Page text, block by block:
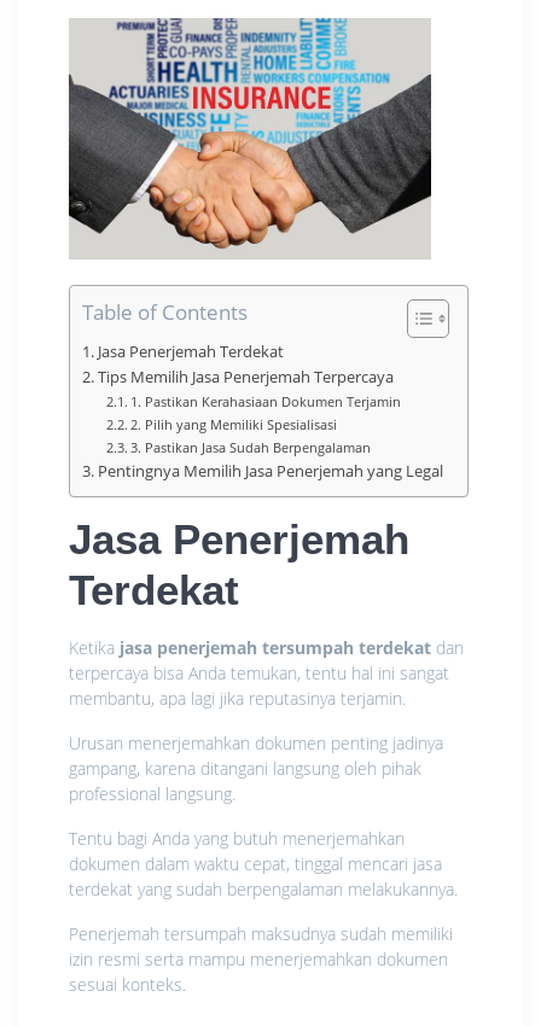
Table of Contents
Jasa Penerjemah Terdekat
Tips Memilih Jasa Penerjemah Terpercaya
1. Pastikan Kerahasiaan Dokumen Terjamin
2. Pilih yang Memiliki Spesialisasi
3. Pastikan Jasa Sudah Berpengalaman
Pentingnya Memilih Jasa Penerjemah yang Legal
Jasa Penerjemah
Terdekat
Ketika jasa penerjemah tersumpah terdekat dan
terpercaya bisa Anda temukan, tentu hal ini sangat
membantu, apa lagi jika reputasinya terjamin.
Urusan menerjemahkan dokumen penting jadinya
gampang, karena ditangani langsung oleh pihak
professional langsung.
Tentu bagi Anda yang butuh menerjemahkan
dokumen dalam waktu cepat, tinggal mencari jasa
terdekat yang sudah berpengalaman melakukannya.
Penerjemah tersumpah maksudnya sudah memiliki
izin resmi serta mampu menerjemahkan dokumen
sesuai konteks.